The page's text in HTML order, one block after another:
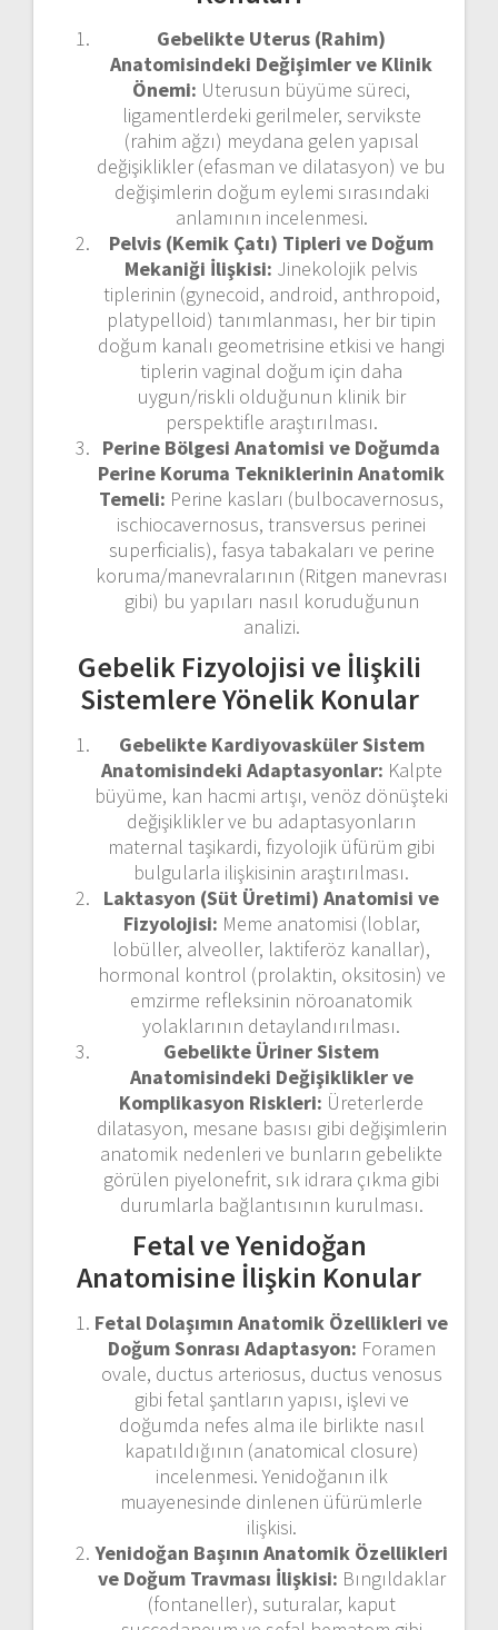
Gebelikte Uterus (Rahim)
Anatomisindeki Değişimler ve Klinik
Önemi: Uterusun büyüme süreci,
ligamentlerdeki gerilmeler, servikste
(rahim ağzı) meydana gelen yapısal
değişiklikler (efasman ve dilatasyon) ve bu
değişimlerin doğum eylemi sırasındaki
anlamının incelenmesi.
Pelvis (Kemik Çatı) Tipleri ve Doğum
Mekaniği İlişkisi: Jinekolojik pelvis
tiplerinin (gynecoid, android, anthropoid,
platypelloid) tanımlanması, her bir tipin
doğum kanalı geometrisine etkisi ve hangi
tiplerin vaginal doğum için daha
uygun/riskli olduğunun klinik bir
perspektifle araştırılması.
Perine Bölgesi Anatomisi ve Doğumda
Perine Koruma Tekniklerinin Anatomik
Temeli: Perine kasları (bulbocavernosus,
ischiocavernosus, transversus perinei
superficialis), fasya tabakaları ve perine
koruma/manevralarının (Ritgen manevrası
gibi) bu yapıları nasıl koruduğunun
analizi.
Gebelik Fizyolojisi ve İlişkili
Sistemlere Yönelik Konular
Gebelikte Kardiyovasküler Sistem
Anatomisindeki Adaptasyonlar: Kalpte
büyüme, kan hacmi artışı, venöz dönüşteki
değişiklikler ve bu adaptasyonların
maternal taşikardi, fizyolojik üfürüm gibi
bulgularla ilişkisinin araştırılması.
Laktasyon (Süt Üretimi) Anatomisi ve
Fizyolojisi: Meme anatomisi (loblar,
lobüller, alveoller, laktiferöz kanallar),
hormonal kontrol (prolaktin, oksitosin) ve
emzirme refleksinin nöroanatomik
yolaklarının detaylandırılması.
Gebelikte Üriner Sistem
Anatomisindeki Değişiklikler ve
Komplikasyon Riskleri: Üreterlerde
dilatasyon, mesane basısı gibi değişimlerin
anatomik nedenleri ve bunların gebelikte
görülen piyelonefrit, sık idrara çıkma gibi
durumlarla bağlantısının kurulması.
Fetal ve Yenidoğan
Anatomisine İlişkin Konular
Fetal Dolaşımın Anatomik Özellikleri ve
Doğum Sonrası Adaptasyon: Foramen
ovale, ductus arteriosus, ductus venosus
gibi fetal şantların yapısı, işlevi ve
doğumda nefes alma ile birlikte nasıl
kapatıldığının (anatomical closure)
incelenmesi. Yenidoğanın ilk
muayenesinde dinlenen üfürümlerle
ilişkisi.
Yenidoğan Başının Anatomik Özellikleri
ve Doğum Travması İlişkisi: Bıngıldaklar
(fontaneller), suturalar, kaput